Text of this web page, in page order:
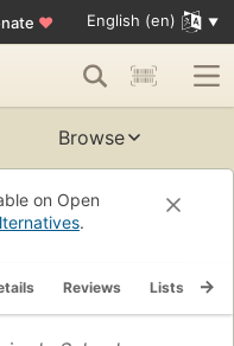
♥ English (en)
Browse
on Open
.
Reviews Lists